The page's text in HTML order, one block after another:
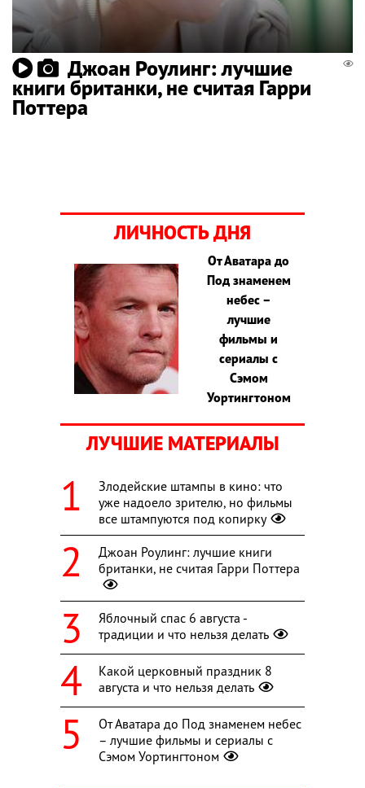
Джоан Роулинг: лучшие
книги британки, не считая Гарри
Поттера
ЛИЧНОСТЬ ДНЯ
От Аватара до
Под знаменем
небес –
лучшие
фильмы и
сериалы с
Сэмом
Уортингтоном
ЛУЧШИЕ МАТЕРИАЛЫ
Злодейские штампы в кино: что
уже надоело зрителю, но фильмы
все штампуются под копирку
Джоан Роулинг: лучшие книги
британки, не считая Гарри Поттера
Яблочный спас 6 августа -
традиции и что нельзя делать
Какой церковный праздник 8
августа и что нельзя делать
От Аватара до Под знаменем небес
– лучшие фильмы и сериалы с
Сэмом Уортингтоном